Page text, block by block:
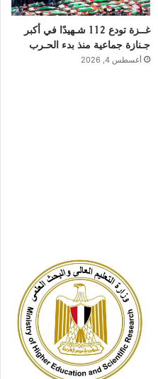
غــزة تودع 112 شـهيدًا في أكبر
جـنازة جماعية منذ بدء الحـرب
أغسطس 4, 2026